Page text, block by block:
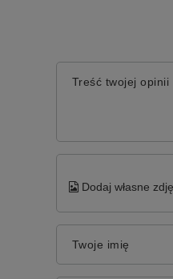
Treść twojej opinii
Dodaj własne
Twoje imię